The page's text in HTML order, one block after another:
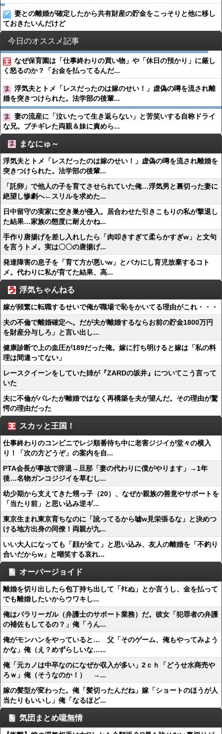
妻との離婚が確定したから共有財産の貯金をこっそりと他に移し
ておきたいんだけど
今日のオススメ記事
なぜ保育園は「仕事終わりの買い物」や「休日の預かり」に厳し
く怒るのか？「お金を払ってるんだ...
浮気夫とトメ「レスだったのは嫁のせい！」虚偽の噂を流され離
婚を突きつけられた。法学部の後輩...
妻の流産に「泣いたって生き返らない」と苦笑いする自称ドライ
な兄。ブチギレた両親＆妹に責めら...
まなにゅ～
浮気夫とトメ「レスだったのは嫁のせい！」虚偽の噂を流され離婚を
突きつけられた。法学部の後輩...
「託卵」で他人の子を育てさせられていた俺…浮気男と裏切った妻に
絶望し惨劇へ←スリルを求めた...
日中留守の実家に空き巣が侵入。居合わせた引きこもりの私が撃退し
た結果…家族の態度に耐えかね...
手作り唐揚げを差し入れしたら「肉叩きすぎて柔らかすぎw」と文句
を言うトメ。実は〇〇の唐揚げ...
発達障害の息子を「育て方が悪いw」とバカにし育児放棄するコト
メ。代わりに私が育てた結果、高...
浮気ちゃんねる
嫁が頻繁に転職するせいで俺が職場で恥をかいてる理由がこれ・・・
夫の不倫で離婚確定へ。だが夫が離婚するならお前の貯金1800万円
を財産分与しろ」と言い出し...
健康診断で上の血圧が189だった俺。嫁に打ち明けると嫁は「私の料
理は間違ってない」
レースクイーンをしていた姉が『ZARDの坂井』についてこう言って
いた
夫に不倫がバレたが離婚ではなく再構築を夫が望んだ。その理由が驚
愕の理由だった
スカッと王国！
仕事終わりのコンビニでレジ順番待ち中に老害ジジイが堂々の横入
り！「次の方どうぞ」の案内を自...
PTA会長が事故で辞退→旦那「妻の代わりに僕がやります」→1年
後…名物ガンコジジイを草むし...
幼少期から支えてきた甥っ子（20）、なぜか親族の善意やサポートを
「当たり前」と思い込み逆ギ...
東京生まれ東京育ちなのに「訛ってるから嘘w見栄張るな」と決めつ
ける地方出身の同僚！両親が九...
いい大人になっても「顔が全て」と思い込み、友人の離婚を「不釣り
合いだからw」と嘲笑する哀れ...
オーバージョイド
離婚を切り出したら包丁持ち出して「ﾀﾋぬ」とか言うし、金を払って
でも離婚したいからウワキし...
俺はパラリーガル（弁護士のサポート業務）だ。彼女「犯罪者の弁護
の補佐もしてるの？」俺「うん...
俺がモンハンをやっていると… 父「そのゲーム、俺もやってみよう
かな」俺（え？めずらしいな…...
俺「元カノは中卒なのになぜか収入が多い」2ｃｈ「どうせ水商売や
ろｗ」俺（そうなのか！） →...
嫁の髪型が変わった。俺「髪切ったんだね」嫁「ショートのほうが人
当たりもいいし」俺「なるほど...
気団まとめ噫無情